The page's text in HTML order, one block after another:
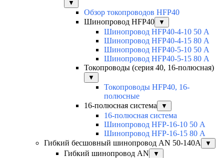
▼
Обзор токопроводов HFP40
Шинопровод HFP40
▼
Шинопровод HFP40-4-10 50 А
Шинопровод HFP40-4-15 80 А
Шинопровод HFP40-5-10 50 А
Шинопровод HFP40-5-15 80 А
Токопроводы (серия 40, 16-полюсная)
▼
Токопроводы HFP40, 16-
полюсные
16-полюсная система
▼
16-полюсная система
Шинопровод HFP-16-10 50 А
Шинопровод HFP-16-15 80 А
Гибкий бесшовный шинопровод AN 50-140А
▼
Гибкий шинопровод AN ▼